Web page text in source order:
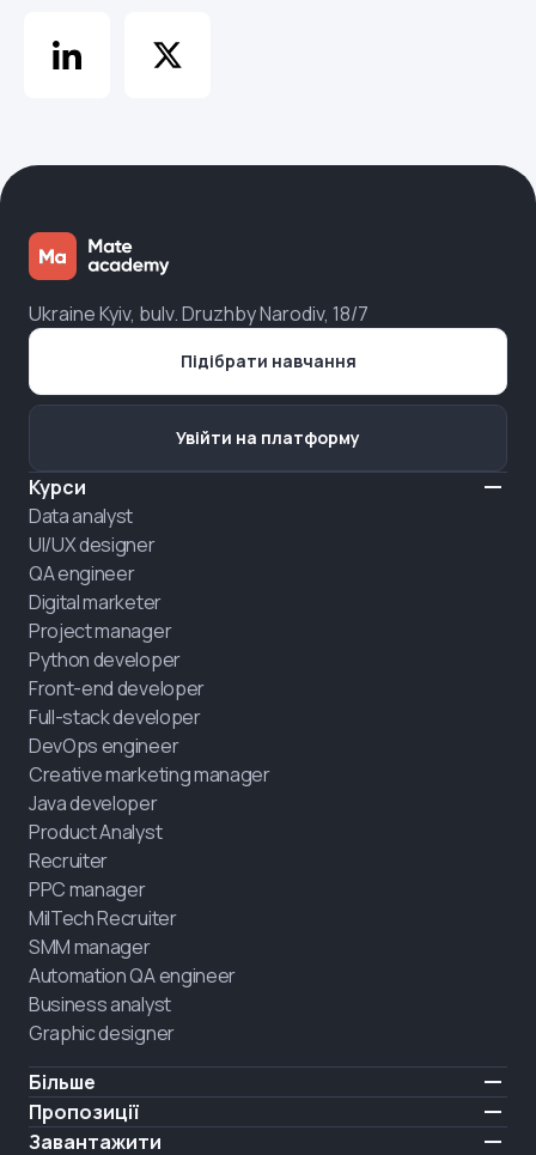
Ukraine Kyiv, bulv. Druzhby Narodiv, 18/7
Курси
Data analyst
UI/UX designer
QA engineer
Digital marketer
Project manager
Python developer
Front-end developer
Full-stack developer
DevOps engineer
Creative marketing manager
Java developer
Product Analyst
Recruiter
PPC manager
MilTech Recruiter
SMM manager
Automation QA engineer
Business analyst
Graphic designer
Більше
Ціни
Відгуки
Пропозиції
IT для ветеранів
Завантажити
Підібрати навчання
Увійти на платформу